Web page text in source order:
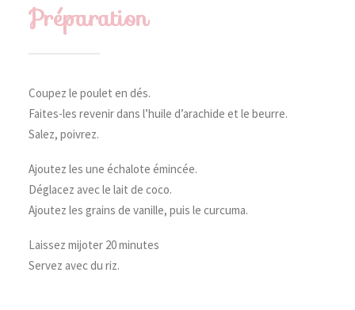
Préparation
Coupez le poulet en dés.
Faites-les revenir dans l’huile d’arachide et le beurre.
Salez, poivrez.
Ajoutez les une échalote émincée.
Déglacez avec le lait de coco.
Ajoutez les grains de vanille, puis le curcuma.
Laissez mijoter 20 minutes
Servez avec du riz.